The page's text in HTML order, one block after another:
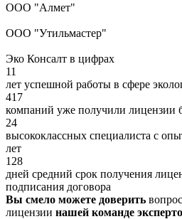
ООО "Алмет"
ООО "Утильмастер"
Эко Консалт в цифрах
11
лет успешной работы в сфере
417
компаний уже получили лицензии
24
высококлассных специалиста с
лет
128
дней средний срок получения
подписания договора
Вы смело можете доверить
лицензии нашей команде